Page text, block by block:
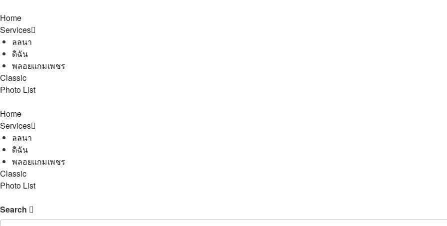
Home
Services
ลลนา
ดิฉัน
พลอยแกมเพชร
Classic
Photo List
Home
Services
ลลนา
ดิฉัน
พลอยแกมเพชร
Classic
Photo List
Search